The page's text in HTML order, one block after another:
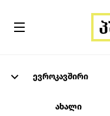
ევროკავშირი
ახალი